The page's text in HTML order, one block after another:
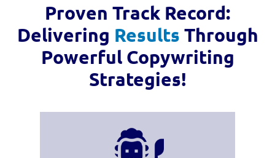
Proven Track Record:
Delivering Results Through
Powerful Copywriting
Strategies!